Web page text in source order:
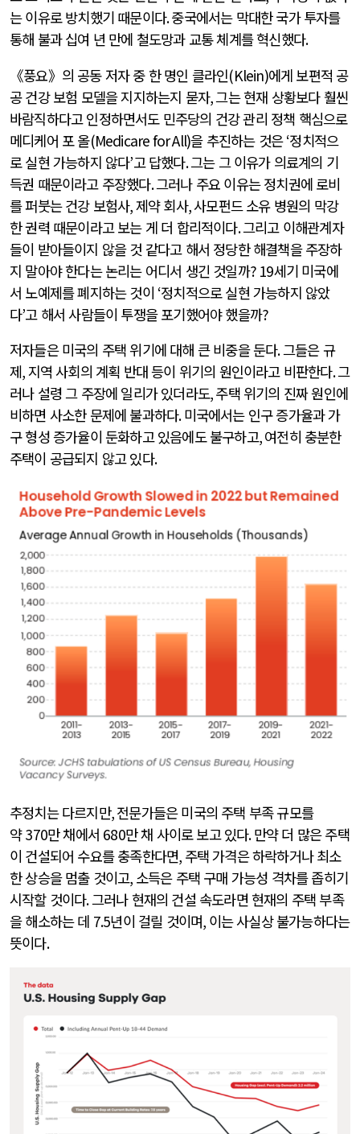
는 이유로 방치했기 때문이다.중국에서는 막대한 국가 투자를
통해 불과 십여 년 만에 철도망과 교통 체계를 혁신했다.
《풍요》의 공동 저자 중 한 명인 클라인(Klein)에게 보편적 공
공 건강 보험 모델을 지지하는지 묻자,그는 현재 상황보다 훨씬
바람직하다고 인정하면서도 민주당의 건강 관리 정책 핵심으로
메디케어 포 올(Medicare for All)을 추진하는 것은‘정치적으
로 실현 가능하지 않다’고 답했다.그는 그 이유가 의료계의 기
득권 때문이라고 주장했다.그러나 주요 이유는 정치권에 로비
를 퍼붓는 건강 보험사,제약 회사,사모펀드 소유 병원의 막강
한 권력 때문이라고 보는 게 더 합리적이다.그리고 이해관계자
들이 받아들이지 않을 것 같다고 해서 정당한 해결책을 주장하
지 말아야 한다는 논리는 어디서 생긴 것일까? 19세기 미국에
서 노예제를 폐지하는 것이 ‘정치적으로 실현 가능하지 않았
다’고 해서 사람들이 투쟁을 포기했어야 했을까?
저자들은 미국의 주택 위기에 대해 큰 비중을 둔다.그들은 규
제, 지역 사회의 계획 반대 등이 위기의 원인이라고 비판한다.그
러나 설령 그 주장에 일리가 있더라도,주택 위기의 진짜 원인에
비하면 사소한 문제에 불과하다.미국에서는 인구 증가율과 가
구 형성 증가율이 둔화하고 있음에도 불구하고,여전히 충분한
주택이 공급되지 않고 있다.
추정치는 다르지만,전문가들은 미국의 주택 부족 규모를
약370만 채에서 680만 채 사이로 보고 있다.만약 더 많은 주택
이 건설되어 수요를 충족한다면, 주택 가격은 하락하거나 최소
한 상승을 멈출 것이고, 소득은 주택 구매 가능성 격차를 좁히기
시작할 것이다.그러나 현재의 건설 속도라면 현재의 주택 부족
을 해소하는 데 7.5년이 걸릴 것이며, 이는 사실상 불가능하다는
뜻이다.